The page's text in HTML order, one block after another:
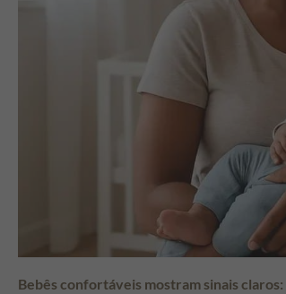
Bebês confortáveis mostram sinais claros: